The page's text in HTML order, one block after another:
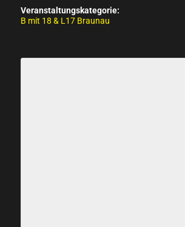
Veranstaltungskategorie:
B mit 18 & L17 Braunau